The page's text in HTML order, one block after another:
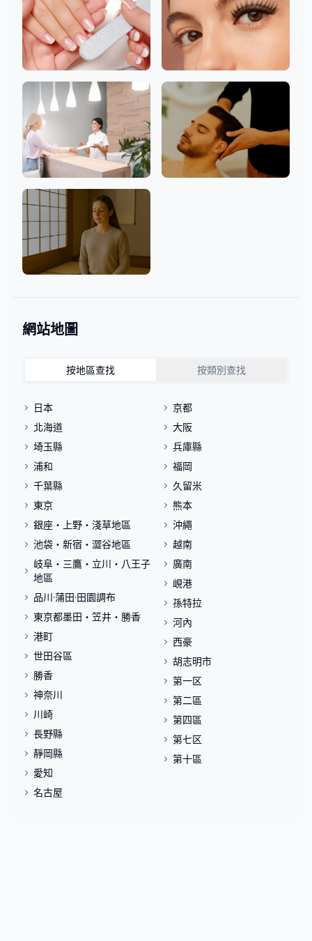
指甲 睫毛
診所
網站地圖
按地區查找 按類別查找
日本
北海道
埼玉縣
浦和
千葉縣
東京
銀座・上野・淺草地區
池袋・新宿・澀谷地區
岐阜・三鷹・立川・八王子
地區
品川·蒲田·田園調布
東京都墨田・笠井・勝香
港町
世田谷區
勝香
神奈川
川崎
長野縣
靜岡縣
愛知
名古屋
京都
大阪
兵庫縣
福岡
久留米
熊本
沖繩
越南
廣南
峴港
孫特拉
河內
西豪
胡志明市
第一区
第二區
第四區
第七区
第十區